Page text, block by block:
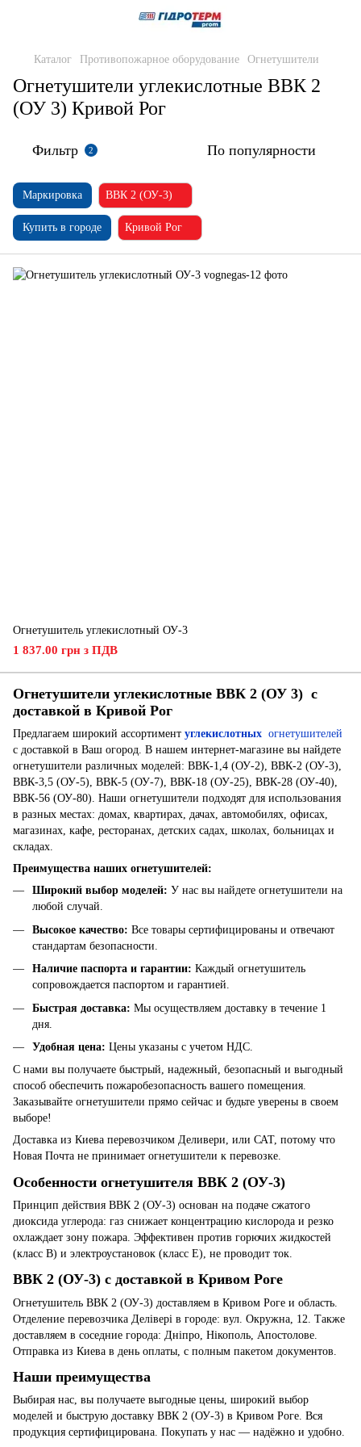
Каталог Противопожарное оборудование Огнетушители
Огнетушители углекислотные ВВК 2
(ОУ 3) Кривой Рог
Фильтр 2 По популярности
Маркировка ВВК 2 (ОУ-3)
Купить в городе Кривой Рог
Огнетушитель углекислотный ОУ-3
1 837.00 грн з ПДВ
Огнетушители углекислотные ВВК 2 (ОУ 3) с
доставкой в ​​Кривой Рог
Предлагаем широкий ассортимент углекислотных огнетушителей
с доставкой в ​​Ваш огород. В нашем интернет-магазине вы найдете
огнетушители различных моделей: ВВК-1,4 (ОУ-2), ВВК-2 (ОУ-3),
ВВК-3,5 (ОУ-5), ВВК-5 (ОУ-7), ВВК-18 (ОУ-25), ВВК-28 (ОУ-40),
ВВК-56 (ОУ-80). Наши огнетушители подходят для использования
в разных местах: домах, квартирах, дачах, автомобилях, офисах,
магазинах, кафе, ресторанах, детских садах, школах, больницах и
складах.
Преимущества наших огнетушителей:
Широкий выбор моделей: У нас вы найдете огнетушители на
любой случай.
Высокое качество: Все товары сертифицированы и отвечают
стандартам безопасности.
Наличие паспорта и гарантии: Каждый огнетушитель
сопровождается паспортом и гарантией.
Быстрая доставка: Мы осуществляем доставку в течение 1
дня.
Удобная цена: Цены указаны с учетом НДС.
С нами вы получаете быстрый, надежный, безопасный и выгодный
способ обеспечить пожаробезопасность вашего помещения.
Заказывайте огнетушители прямо сейчас и будьте уверены в своем
выборе!
Доставка из Киева перевозчиком Деливери, или САТ, потому что
Новая Почта не принимает огнетушители к перевозке.
Особенности огнетушителя ВВК 2 (ОУ-3)
Принцип действия ВВК 2 (ОУ-3) основан на подаче сжатого
диоксида углерода: газ снижает концентрацию кислорода и резко
охлаждает зону пожара. Эффективен против горючих жидкостей
(класс B) и электроустановок (класс E), не проводит ток.
ВВК 2 (ОУ-3) с доставкой в Кривом Роге
Огнетушитель ВВК 2 (ОУ-3) доставляем в Кривом Роге и область.
Отделение перевозчика Делівері в городе: вул. Окружна, 12. Также
доставляем в соседние города: Дніпро, Нікополь, Апостолове.
Отправка из Киева в день оплаты, с полным пакетом документов.
Наши преимущества
Выбирая нас, вы получаете выгодные цены, широкий выбор
моделей и быструю доставку ВВК 2 (ОУ-3) в Кривом Роге. Вся
продукция сертифицирована. Покупать у нас — надёжно и удобно.